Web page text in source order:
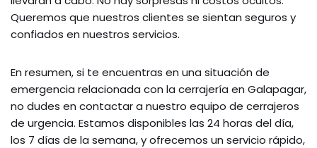
Queremos que nuestros clientes se sientan seguros y
confiados en nuestros servicios.
En resumen, si te encuentras en una situación de
emergencia relacionada con la cerrajería en Galapagar,
no dudes en contactar a nuestro equipo de cerrajeros
de urgencia. Estamos disponibles las 24 horas del día,
los 7 días de la semana, y ofrecemos un servicio rápido,